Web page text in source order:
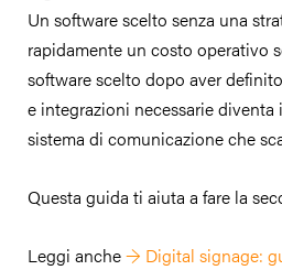
Un software scelto senza una
rapidamente un costo operativo
software scelto dopo aver
e integrazioni necessarie
sistema di comunicazione che
Questa guida ti aiuta a fare la
Leggi anche→ Digital signage: